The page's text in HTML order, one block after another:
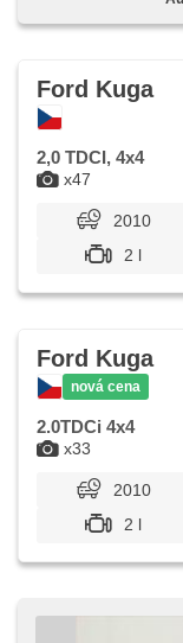
x47
Ford Kuga
2,0 TDCI, 4x4
2010
2 l
x33
Ford Kuga
nová cena
2.0TDCi 4x4
2010
2 l